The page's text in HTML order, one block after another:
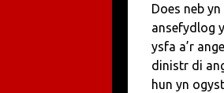
Does neb
ansefydlog
ysfa a’r
dinistr di
hun yn